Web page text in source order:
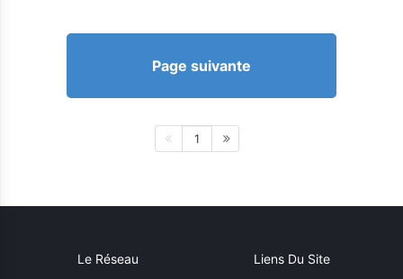
Page suivante
1
Le Réseau Liens Du Site